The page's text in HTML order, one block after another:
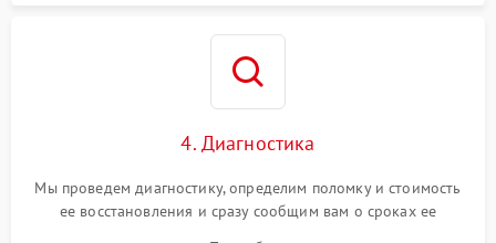
4. Диагностика
Мы проведем диагностику, определим поломку и стоимость
ее восстановления и сразу сообщим вам о сроках ее